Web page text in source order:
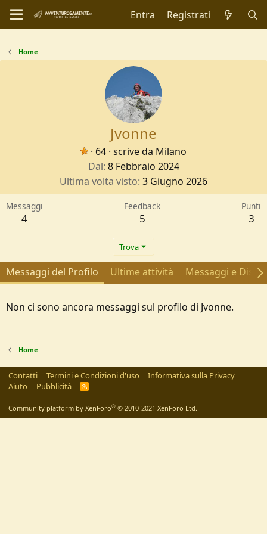
Entra Registrati
Home
Jvonne
· 64 · scrive da Milano
Dal 8 Febbraio 2024
Ultima volta visto 3 Giugno 2026
Messaggi
4
Feedback
5
Punti
3
Trova
Messaggi del Profilo Ultime attività Messaggi e
Non ci sono ancora messaggi sul profilo di Jvonne.
Home
Contatti Termini e Condizioni d'uso
Informativa sulla Privacy
Aiuto
Pubblicità
R
Community platform by XenForo® © 2010-2021 XenForo Ltd.